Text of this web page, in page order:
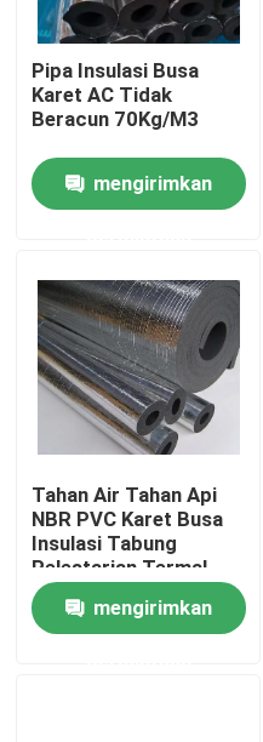
Rumah
Tentang kita
Kontak
Video
Bahan Isolasi Panas
Wol Kaca Isolasi Panas
Papan wol kaca
Panel Sandwich Wol Batu
Pipa Insulasi Busa
Karet AC Tidak
Beracun 70Kg/M3
mengirimkan
Tahan Air Tahan Api
NBR PVC Karet Busa
Insulasi Tabung
Pelestarian Termal
mengirimkan